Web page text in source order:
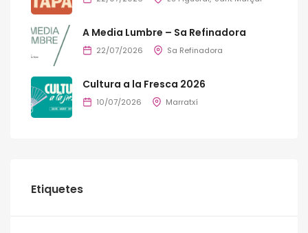
A Media Lumbre – Sa Refinadora
22/07/2026 Sa Refinadora
Cultura a la Fresca 2026
10/07/2026 Marratxí
Etiquetes